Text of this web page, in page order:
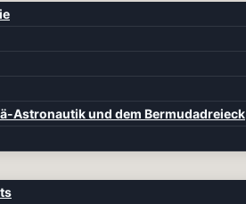
Astronautik und dem Bermudadreieck